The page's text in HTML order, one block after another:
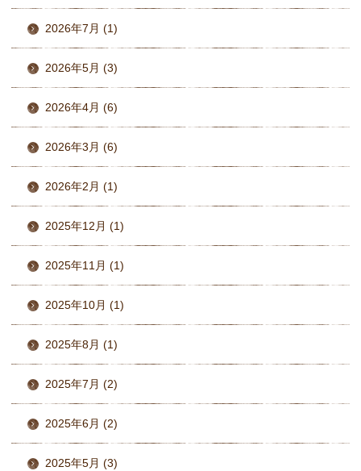
2026年7月 (1)
2026年5月 (3)
2026年4月 (6)
2026年3月 (6)
2026年2月 (1)
2025年12月 (1)
2025年11月 (1)
2025年10月 (1)
2025年8月 (1)
2025年7月 (2)
2025年6月 (2)
2025年5月 (3)